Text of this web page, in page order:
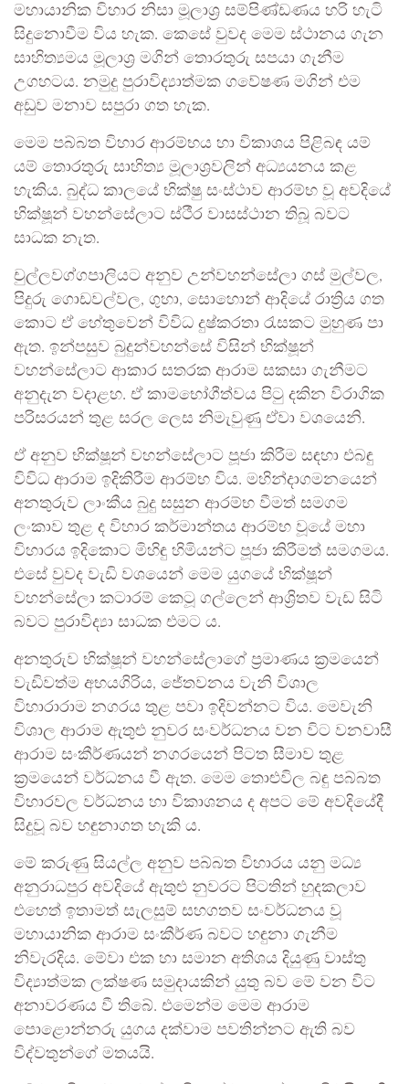
මහායානික විහාර නිසා මූලාශ්‍ර සම්පිණ්ඩණය හරි හැටි
සිදුනොවීම විය හැක. කෙසේ වුවද මෙම ස්ථානය ගැන
සාහිත්‍යමය මූලාශ්‍ර මගින් තොරතුරු සපයා ගැනීම
උගහටය. නමුදු පුරාවිද්‍යාත්මක ගවේෂණ මගින් එම
අඩුව මනාව සපුරා ගත හැක.
මෙම පබ්බත විහාර ආරම්භය හා විකාශය පිළිබඳ යම්
යම් තොරතුරු සාහිත්‍ය මූලාශ්‍රවලින් අධ්‍යයනය කළ
හැකිය. බුද්ධ කාලයේ භික්ෂු සංස්ථාව ආරම්භ වූ අවදියේ
භික්ෂූන් වහන්සේලාට ස්ථීර වාසස්ථාන තිබූ බවට
සාධක නැත.
චුල්ලවග්ගපාලියට අනුව උන්වහන්සේලා ගස් මුල්වල,
පිදුරු ගොඩවල්වල, ගුහා, සොහොන් ආදියේ රාත්‍රිය ගත
කොට ඒ හේතුවෙන් විවිධ දුෂ්කරතා රැසකට මුහුණ පා
ඇත. ඉන්පසුව බුදුන්වහන්සේ විසින් භික්ෂූන්
වහන්සේලාට ආකාර සතරක ආරාම සකසා ගැනීමට
අනුදැන වදාළහ. ඒ කාමභෝගීත්වය පිටු දකින විරාගික
පරිසරයන් තුළ සරල ලෙස නිමැවුණු ඒවා වශයෙනි.
ඒ අනුව භික්ෂූන් වහන්සේලාට පූජා කිරීම සඳහා එබඳු
විවිධ ආරාම ඉදිකිරීම ආරම්භ විය. මහින්දාගමනයෙන්
අනතුරුව ලාංකීය බුදු සසුන ආරම්භ වීමත් සමගම
ලංකාව තුළ ද විහාර කර්මාන්තය ආරම්භ වූයේ මහා
විහාරය ඉදිකොට මිහිඳු හිමියන්ට පූජා කිරීමත් සමගමය.
එසේ වුවද වැඩි වශයෙන් මෙම යුගයේ භික්ෂූන්
වහන්සේලා කටාරම් කෙටූ ගල්ලෙන් ආශ්‍රිතව වැඩ සිටි
බවට පුරාවිද්‍යා සාධක එමට ය.
අනතුරුව භික්ෂූන් වහන්සේලාගේ ප්‍රමාණය ක්‍රමයෙන්
වැඩිවත්ම අභයගිරිය, ජේතවනය වැනි විශාල
විහාරාරාම නගරය තුළ පවා ඉදිවන්නට විය. මෙවැනි
විශාල ආරාම ඇතුළු නුවර සංවර්ධනය වන විට වනවාසී
ආරාම සංකීර්ණයන් නගරයෙන් පිටත සීමාව තුළ
ක්‍රමයෙන් වර්ධනය වී ඇත. මෙම තොළුවිල බඳු පබ්බත
විහාරවල වර්ධනය හා විකාශනය ද අපට මේ අවදියේදී
සිදුවූ බව හඳුනාගත හැකි ය.
මේ කරුණු සියල්ල අනුව පබ්බත විහාරය යනු මධ්‍ය
අනුරාධපුර අවදියේ ඇතුළු නුවරට පිටතින් හුදකලාව
එහෙත් ඉතාමත් සැලසුම් සහගතව සංවර්ධනය වූ
මහායානික ආරාම සංකීර්ණ බවට හඳුනා ගැනීම
නිවැරදිය. මේවා එක හා සමාන අතිශය දියුණු වාස්තු
විද්‍යාත්මක ලක්ෂණ සමුදායකින් යුතු බව මේ වන විට
අනාවරණය වී තිබේ. එමෙන්ම මෙම ආරාම
‍පොළොන්නරු යුගය දක්වාම පවතින්නට ඇති බව
විද්වතුන්ගේ මතයයි.